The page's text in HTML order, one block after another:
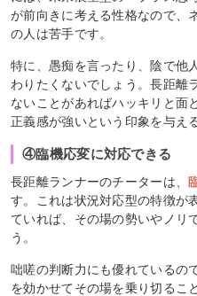
が前向きに考える性格なので、
の人は苦手です。
特に、愚痴を言ったり、陰で他
わりたくないでしょう。長距離
ないことがあればハッキリと面
正義感が強いという印象を与え
④臨機応変に対応できる
長距離ランナーのチーターは、
す。これは状況対応型の特徴が
ていれば、その場の勢いやノリ
う。
咄嗟の判断力にも優れているの
を効かせてその場を乗り切るこ